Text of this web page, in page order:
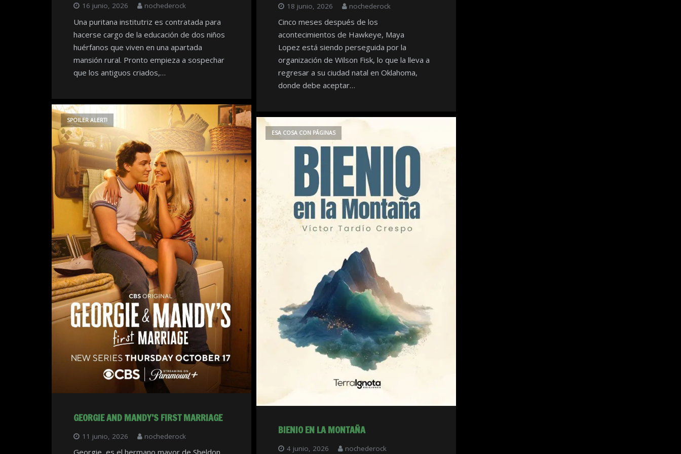
18 junio, 2026 nochederock
Cinco meses después de los
acontecimientos de Hawkeye, Maya
Lopez está siendo perseguida por la
organización de Wilson Fisk, lo que la lleva a
regresar a su ciudad natal en Oklahoma,
donde debe aceptar…
16 junio, 2026 nochederock
Una puritana institutriz es contratada para
hacerse cargo de la educación de dos niños
huérfanos que viven en una apartada
mansión rural. Pronto empieza a sospechar
que los antiguos criados,…
GEORGIE AND MANDY’S FIRST MARRIAGE
11 junio, 2026 nochederock
SPOILER ALERT!
BIENIO EN LA MONTAÑA
4 junio, 2026 nochederock
ESA COSA CON PÁGINAS